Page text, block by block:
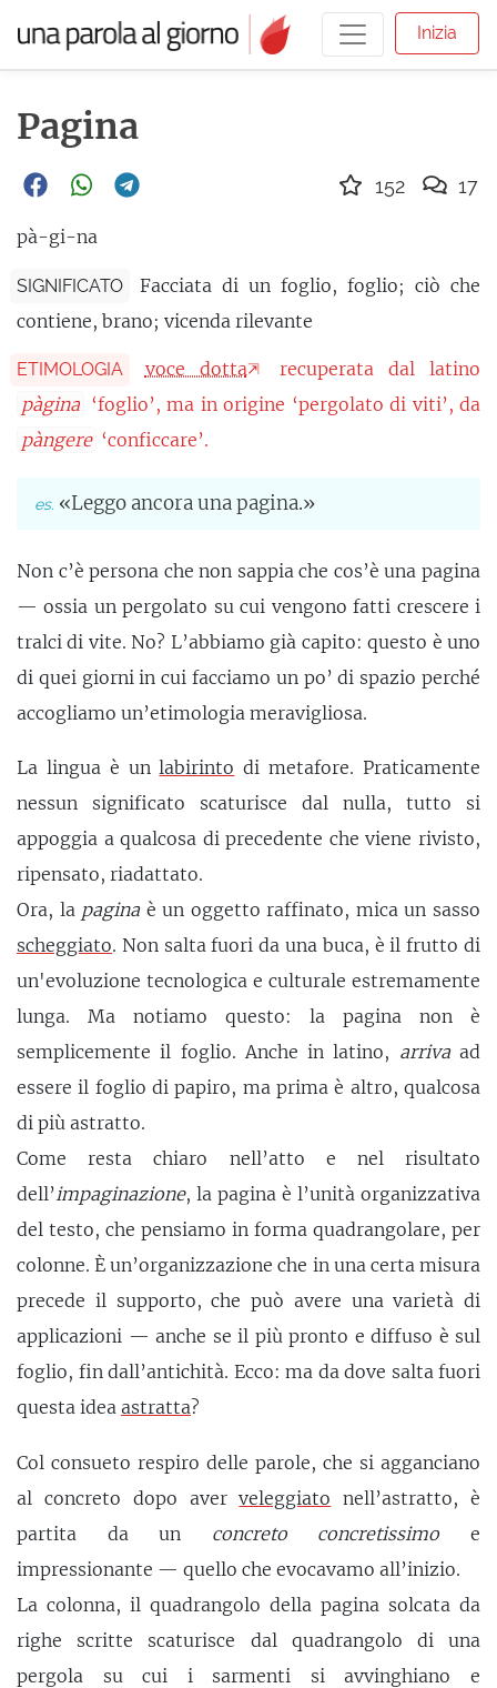
Inizia
Pagina
pà-gi-na
SIGNIFICATO
Facciata di un foglio, foglio; ciò che
contiene, brano; vicenda rilevante
ETIMOLOGIA voce dotta
recuperata dal latino
pàgina ‘foglio’, ma in origine ‘pergolato di viti’, da
pàngere ‘conficcare’.
«Leggo ancora una pagina.»
Non c’è persona che non sappia che cos’è una pagina
— ossia un pergolato su cui vengono fatti crescere i
tralci di vite. No? L’abbiamo già capito: questo è uno
di quei giorni in cui facciamo un po’ di spazio perché
accogliamo un’etimologia meravigliosa.
La lingua è unlabirinto di metafore. Praticamente
nessun significato scaturisce dal nulla, tutto si
appoggia a qualcosa di precedente che viene rivisto,
ripensato, riadattato.
Ora, la paginaè un oggetto raffinato, mica un sasso
scheggiato. Non salta fuori da una buca, è il frutto di
un'evoluzione tecnologica e culturale estremamente
lunga. Ma notiamo questo: la pagina non è
semplicemente il foglio. Anche in latino, arrivaad
essere il foglio di papiro, ma prima è altro, qualcosa
di più astratto.
Come resta chiaro nell’atto e nel risultato
dell’impaginazione, la pagina è l’unità organizzativa
del testo, che pensiamo in forma quadrangolare, per
colonne. È un’organizzazione che in una certa misura
precede il supporto, che può avere una varietà di
applicazioni — anche se il più pronto e diffuso è sul
foglio, fin dall’antichità. Ecco: ma da dove salta fuori
questa idea astratta?
Col consueto respiro delle parole, che si agganciano
al concreto dopo averveleggiato nell’astratto, è
partita da un concreto concretissimo e
impressionante — quello che evocavamo all’inizio.
La colonna, il quadrangolo della pagina solcata da
righe scritte scaturisce dal quadrangolo di una
pergola su cui i sarmenti si avvinghiano e
152 17